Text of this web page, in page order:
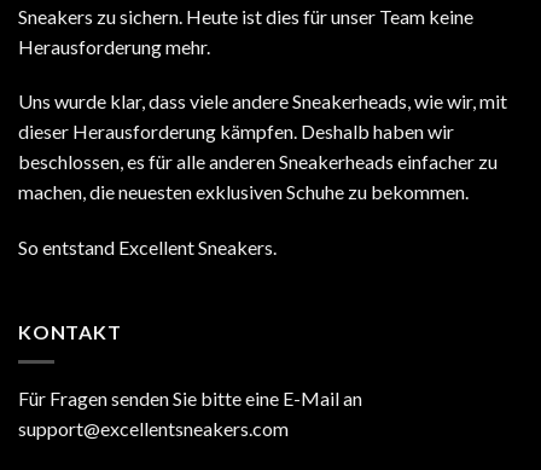
Sneakers zu sichern. Heute ist dies für unser Team keine
Herausforderung mehr.
Uns wurde klar, dass viele andere Sneakerheads, wie wir, mit
dieser Herausforderung kämpfen. Deshalb haben wir
beschlossen, es für alle anderen Sneakerheads einfacher zu
machen, die neuesten exklusiven Schuhe zu bekommen.
So entstand Excellent Sneakers.
KONTAKT
Für Fragen senden Sie bitte eine E-Mail an
support@excellentsneakers.com